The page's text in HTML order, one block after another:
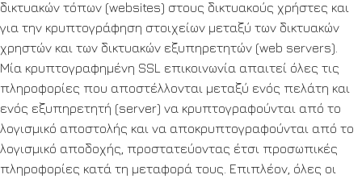
δικτυακών τόπων (websites) στους δικτυακούς χρήστες και
για την κρυπτογράφηση στοιχείων μεταξύ των δικτυακών
χρηστών και των δικτυακών εξυπηρετητών (web servers).
Μία κρυπτογραφημένη SSL επικοινωνία απαιτεί όλες τις
πληροφορίες που αποστέλλονται μεταξύ ενός πελάτη και
ενός εξυπηρετητή (server) να κρυπτογραφούνται από το
λογισμικό αποστολής και να αποκρυπτογραφούνται από το
λογισμικό αποδοχής, προστατεύοντας έτσι προσωπικές
πληροφορίες κατά τη μεταφορά τους. Επιπλέον, όλες οι